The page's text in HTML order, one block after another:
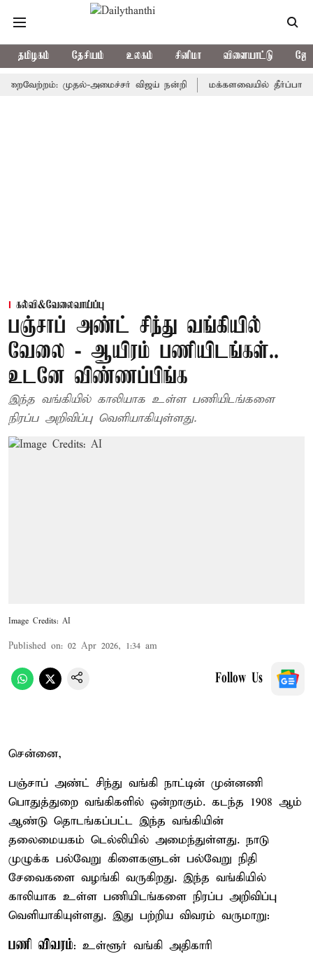
தமிழகம் தேசியம் உலகம் சினிமா விளையாட்டு
முதல்-அமைச்சர் விஜய் நன்றி மக்களவையில் தீர்ப்பாய
கல்வி&வேலைவாய்ப்பு
பஞ்சாப் அண்ட் சிந்து வங்கியில்
வேலை - ஆயிரம் பணியிடங்கள்..
உடனே விண்ணப்பிங்க
இந்த வங்கியில் காலியாக உள்ள பணியிடங்களை
நிரப்ப அறிவிப்பு வெளியாகியுள்ளது.
Image Credits: AI
Published on: 02 Apr 2026, 1:34 am
Follow Us
சென்னை,
பஞ்சாப் அண்ட் சிந்து வங்கி நாட்டின் முன்னணி
பொதுத்துறை வங்கிகளில் ஒன்றாகும். கடந்த 1908 ஆம்
ஆண்டு தொடங்கப்பட்ட இந்த வங்கியின்
தலைமையகம் டெல்லியில் அமைந்துள்ளது. நாடு
முழுக்க பல்வேறு கிளைகளுடன் பல்வேறு நிதி
சேவைகளை வழங்கி வருகிறது. இந்த வங்கியில்
காலியாக உள்ள பணியிடங்களை நிரப்ப அறிவிப்பு
வெளியாகியுள்ளது. இது பற்றிய விவரம் வருமாறு:
பணி விவரம்: உள்ளூர் வங்கி அதிகாரி